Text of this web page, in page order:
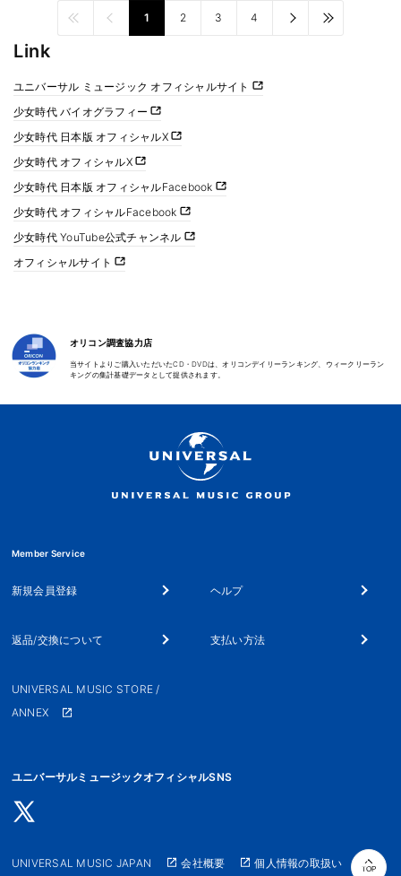
1 2 3 4
Link
ユニバーサル ミュージック オフィシャルサイト
少女時代 バイオグラフィー
少女時代 日本版 オフィシャルX
少女時代 オフィシャルX
少女時代 日本版 オフィシャルFacebook
少女時代 オフィシャルFacebook
少女時代 YouTube公式チャンネル
オフィシャルサイト
TOP
オリコン調査協力店
当サイトよりご購入いただいたCD・DVDは、オリコンデイリーランキング、ウィークリーラン
キングの集計基礎データとして提供されます。
Member Service
新規会員登録 ヘルプ
返品/交換について 支払い方法
UNIVERSAL MUSIC STORE /
ANNEX
ユニバーサルミュージックオフィシャルSNS
UNIVERSAL MUSIC JAPAN 会社概要 個人情報の取扱い